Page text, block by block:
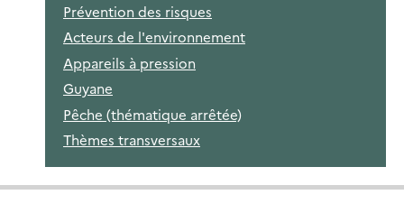
Prévention des risques
Acteurs de l'environnement
Appareils à pression
Guyane
Pêche (thématique arrêtée)
Thèmes transversaux